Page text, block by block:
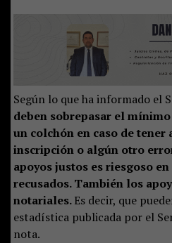
Según lo que ha informado el
deben sobrepasar el
un colchón en caso de
inscripción o algún otro
apoyos justos es riesgoso
recusados. También los
notariales.Es decir, que
estadística publicada por el
nota.